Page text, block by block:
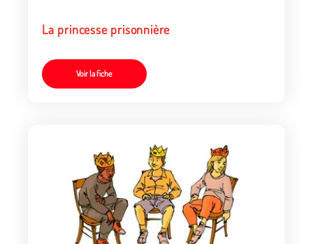
La princesse prisonnière
Voir la fiche